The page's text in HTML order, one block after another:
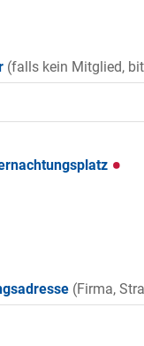
(falls kein Mitglied,
(Firma,